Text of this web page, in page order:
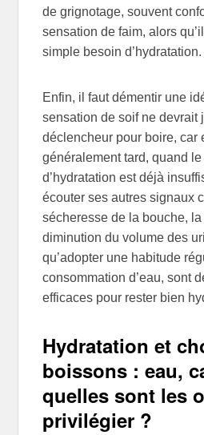
de grignotage, souvent
sensation de faim, alors
simple besoin d’hydratation.
Enfin, il faut démentir une
sensation de soif ne devrait
déclencheur pour boire, car
généralement tard, quand
d’hydratation est déjà
écouter ses autres signaux
sécheresse de la bouche,
diminution du volume des
qu’adopter une habitude
consommation d’eau, sont
efficaces pour rester bien
Hydratation et
boissons : eau,
quelles sont les
privilégier ?